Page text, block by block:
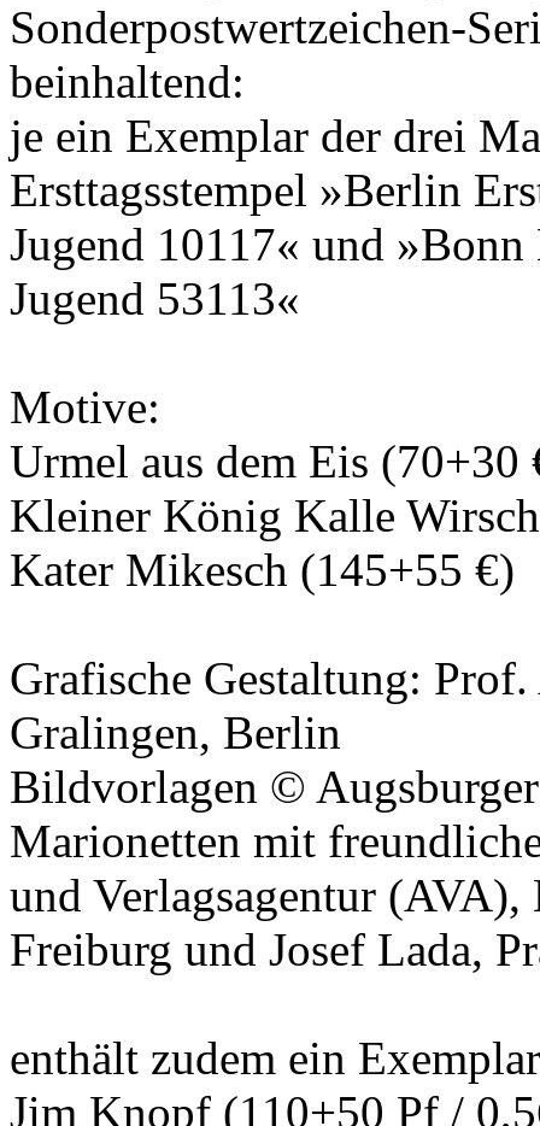
Sonderpostwertzeichen-
beinhaltend:
je ein Exemplar der drei
Ersttagsstempel »Berlin
Jugend 10117« und
Jugend 53113«
Motive:
Urmel aus dem Eis (70+30
Kleiner König Kalle
Kater Mikesch (145+55 €)
Grafische Gestaltung: Prof.
Gralingen, Berlin
Bildvorlagen ©
Marionetten mit
und Verlagsagentur (AVA),
Freiburg und Josef Lada,
enthält zudem ein
Jim Knopf (110+50 Pf /